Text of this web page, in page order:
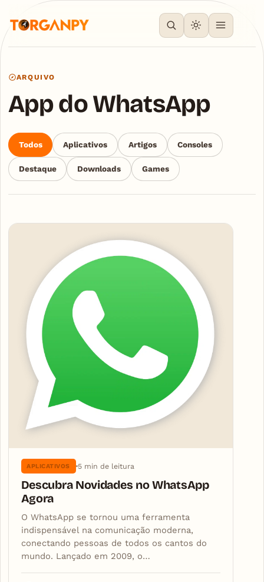
ARQUIVO
App do WhatsApp
Todos Aplicativos Artigos Consoles
Destaque Downloads Games
Articles
APLICATIVOS 5 min de leitura
Descubra Novidades no WhatsApp
Agora
O WhatsApp se tornou uma ferramenta
indispensável na comunicação moderna,
conectando pessoas de todos os cantos do
mundo. Lançado em 2009, o…